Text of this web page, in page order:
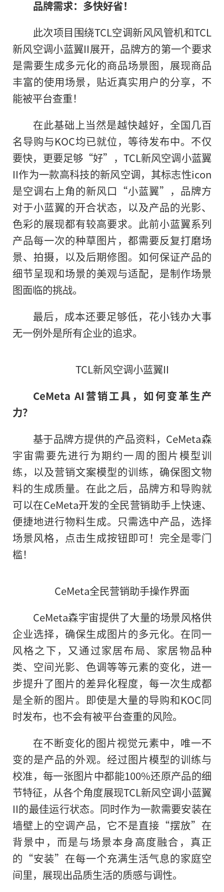
品牌需求：多快好省！
此次项目围绕TCL空调新风风管机和TCL
新风空调小蓝翼II展开，品牌方的第一个要求
是需要生成多元化的商品场景图，展现商品
丰富的使用场景，贴近真实用户的分享，不
能被平台查重！
在此基础上当然是越快越好，全国几百
名导购与KOC均已就位，等待发布中。不仅
要快，更要足够“好”，TCL新风空调小蓝翼
II作为一款高科技的新风空调，其标志性icon
是空调右上角的新风口“小蓝翼”，品牌方
对于小蓝翼的开合状态，以及产品的光影、
色彩的展现都有较高要求。此前小蓝翼系列
产品每一次的种草图片，都需要反复打磨场
景、拍摄，以及后期修图。如何保证产品的
细节呈现和场景的美观与适配，是制作场景
图面临的挑战。
最后，成本还要足够低，花小钱办大事
无一例外是所有企业的追求。
TCL新风空调小蓝翼II
CeMeta AI 营销工具，如何变革生产
力？
基于品牌方提供的产品资料，CeMeta森
宇宙需要先进行为期约一周的图片模型训
练，以及营销文案模型的训练，确保图文物
料的生成质量。在此之后，品牌方和导购就
可以在CeMeta开发的全民营销助手上快速、
便捷地进行物料生成。只需选中产品，选择
场景风格，点击生成按钮即可！完全是零门
槛！
CeMeta全民营销助手操作界面
CeMeta森宇宙提供了大量的场景风格供
企业选择， 确保生成图片的多元化。在同一
风格之下，又通过家居布局、家居物品种
类、空间光影、色调等等元素的变化，进一
步提升了图片的差异化程度，每一次生成都
是全新的图片。即使是大量的导购和KOC同
时发布，也不会有被平台查重的风险。
在不断变化的图片视觉元素中，唯一不
变的是产品的外观。经过图片模型的训练与
校准，每一张图片中都能100%还原产品的细
节特征，从各个角度展现TCL新风空调小蓝翼
II的最佳运行状态。同时作为一款需要安装在
墙壁上的空调产品，它不是直接“摆放”在
背景中，而是与场景本身高度融合，真正
的“安装”在每一个充满生活气息的家庭空
间里，展现出品质生活的质感与调性。